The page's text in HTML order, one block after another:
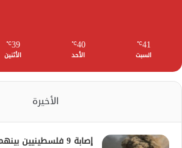
41
℃
السبت
40
℃
الأحد
39
℃
الأثنين
الأخيرة